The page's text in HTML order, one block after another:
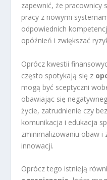
zapewnić, że pracownicy
pracy z nowymi
odpowiednich
opóźnień i zwiększać
Oprócz kwestii
często spotykają się z
mogą być sceptyczni
obawiając się
życie, zatrudnienie czy
komunikacja i edukacja
zminimalizowaniu obaw i
innowacji.
Oprócz tego istnieją